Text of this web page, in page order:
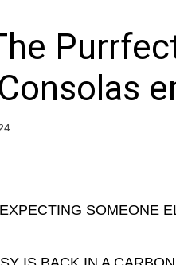
SOMEONE